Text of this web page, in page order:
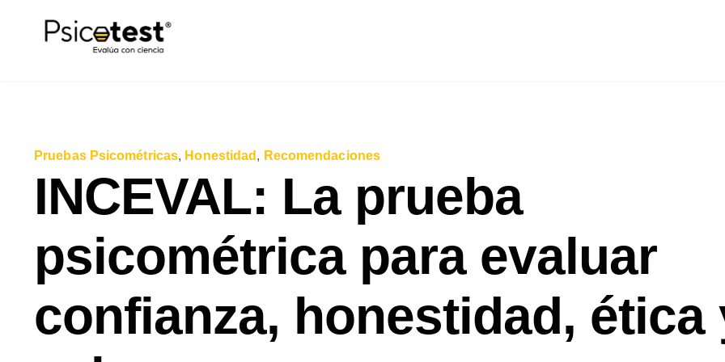
Pruebas Psicométricas, Honestidad , Recomendaciones
INCEVAL: La prueba
psicométrica para evaluar
confianza, honestidad, ética